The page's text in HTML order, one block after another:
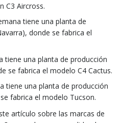
C3 Aircross.
tiene una planta de
donde se fabrica el
tiene una planta de producción
se fabrica el modelo C4 Cactus.
tiene una planta de producción
fabrica el modelo Tucson.
artículo sobre las marcas de